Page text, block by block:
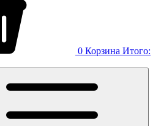
0 Корзина Итого: